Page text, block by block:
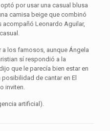
por usar una casual blusa
camisa beige que combinó
Leonardo Aguilar,
a los famosos, aunque Ángela
sí respondió a la
que le parecía bien estar en
de cantar en El
inviten.
artificial).